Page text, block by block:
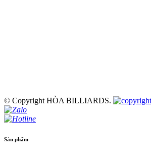
© Copyright HÒA BILLIARDS.
Sản phẩm